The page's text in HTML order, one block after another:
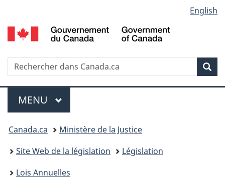
au
contenu
propos
de
la
HTML
simplifiée
selection
English
Recherche
Menu
MENU PRINCIPAL
Vous
etes
ici
Canada.ca
Ministère de la Justice
Site Web de la législation
Législation
Lois Annuelles